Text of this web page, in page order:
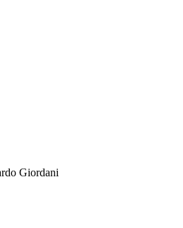
Giordani